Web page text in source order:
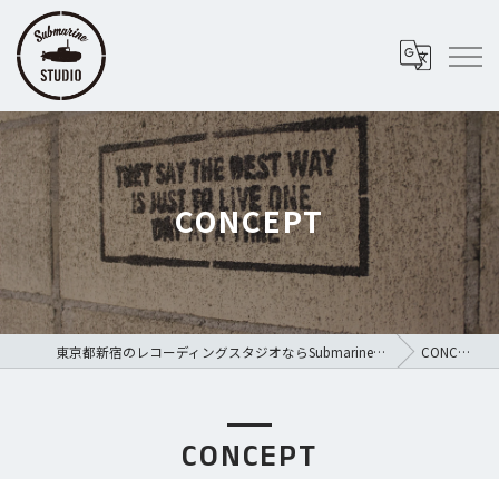
CONCEPT
東京都新宿のレコーディングスタジオならSubmarine STUDIO CONCEPT
CONCEPT